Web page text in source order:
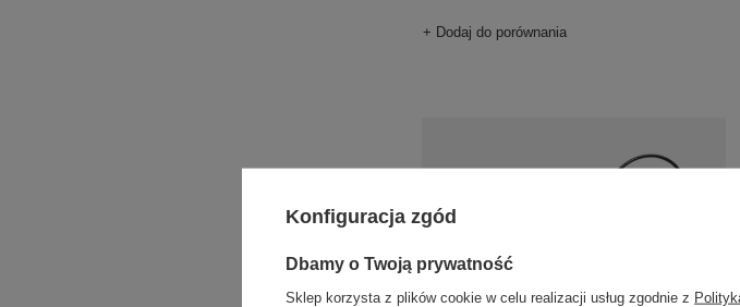
+ Dodaj do porównania
Konfiguracja zgód
Dbamy o Twoją prywatność
Sklep korzysta z plików cookie w celu realizacji usług zgodnie z